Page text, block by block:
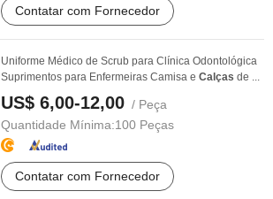
Contatar com Fornecedor
Uniforme Médico de Scrub para Clínica Odontológica
Suprimentos para Enfermeiras Camisa e Calças de ...
US$ 6,00-12,00 / Peça
Quantidade Mínima:100 Peças
Contatar com Fornecedor